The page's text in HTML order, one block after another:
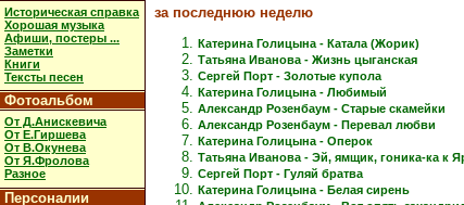
Историческая справка
Хорошая музыка
Афиши, постеры ...
Заметки
Книги
Тексты песен
Фотоальбом
От Д.Анискевича
От Е.Гиршева
От В.Окунева
От Я.Фролова
Разное
Персоналии
за последнюю неделю
Катерина Голицына - Катала (Жорик)
Татьяна Иванова - Жизнь цыганская
Сергей Порт - Золотые купола
Катерина Голицына - Любимый
Александр Розенбаум - Старые скамейки
Александр Розенбаум - Перевал любви
Катерина Голицына - Оперок
Татьяна Иванова - Эй, ямщик, гоника-ка к
Сергей Порт - Гуляй братва
Катерина Голицына - Белая сирень